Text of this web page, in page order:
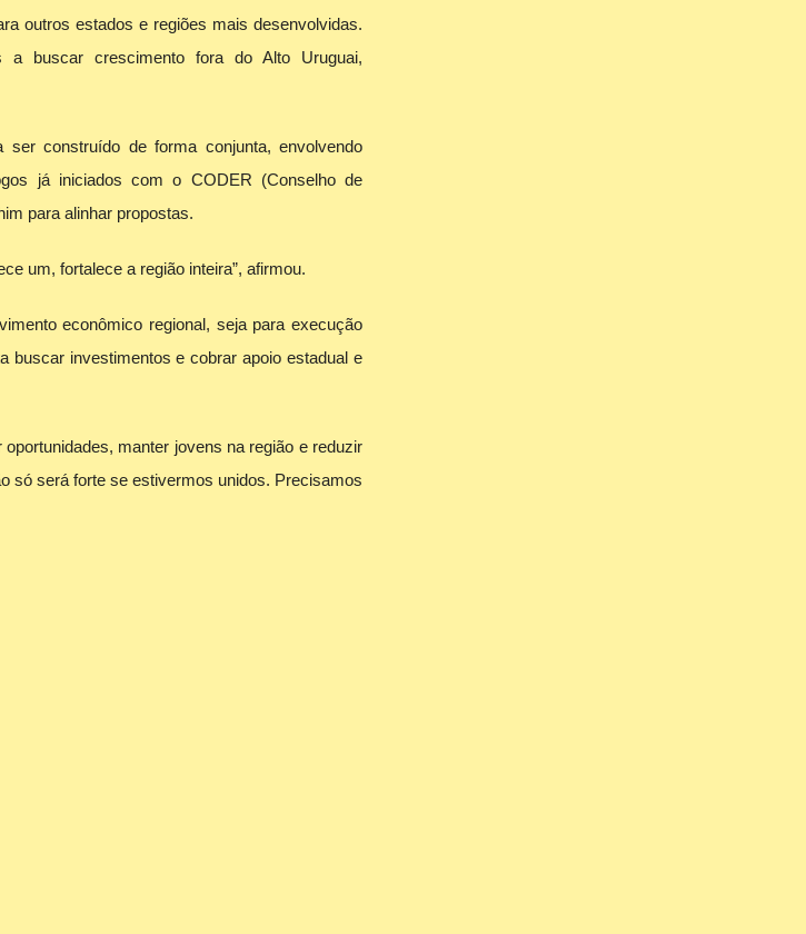
outros estados e regiões mais desenvolvidas.
a buscar crescimento fora do Alto Uruguai,
construído de forma conjunta, envolvendo
já iniciados com o CODER (Conselho de
para alinhar propostas.
um, fortalece a região inteira”, afirmou.
econômico regional, seja para execução
buscar investimentos e cobrar apoio estadual e
manter jovens na região e reduzir
só será forte se estivermos unidos. Precisamos